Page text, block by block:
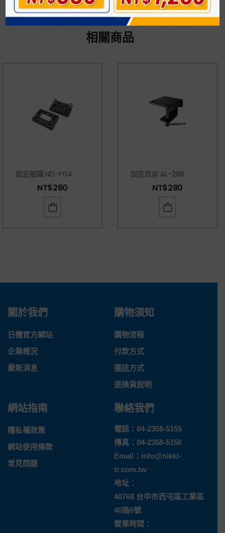
相關商品
固定磁鐵 ND-P04
NT$280
固定底座 AL-28B
NT$280
關於我們
日機官方網站
企業概況
最新消息
購物須知
購物流程
付款方式
運送方式
退換貨說明
網站指南
隱私權政策
網站使用條款
常見問題
聯絡我們
電話： 04-2358-5155
傳真：04-2358-5156
Email： info@nikki-
tr.com.tw
地址：
40768 台中市西屯區工業區
40路6號
營業時間：